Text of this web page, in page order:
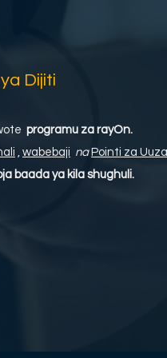
Dijiti
programu za rayOn.
, wabebaji na Pointi za
baada ya kila shughuli.